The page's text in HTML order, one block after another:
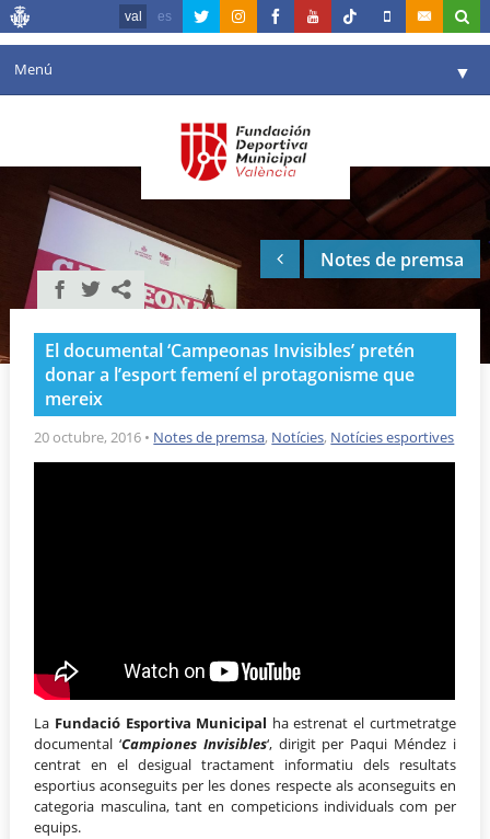
val es
Menú ▼
Agenda
Instal·lacions
Comunicació ▼
València en esport
Portal de Transparència
Reserves
Notes de premsa
El documental ‘Campeonas Invisibles’ pretén
donar a l’esport femení el protagonisme que
mereix
20 octubre, 2016 • Notes de premsa, Notícies, Notícies esportives
La Fundació Esportiva Municipal ha estrenat el curtmetratge
documental ‘Campiones Invisibles‘, dirigit per Paqui Méndez i
centrat en el desigual tractament informatiu dels resultats
esportius aconseguits per les dones respecte als aconseguits en
categoria masculina, tant en competicions individuals com per
equips.